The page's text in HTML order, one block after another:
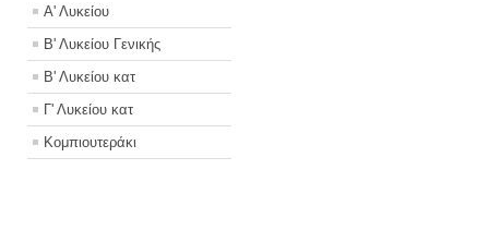
Α' Λυκείου
Β' Λυκείου Γενικής
Β' Λυκείου κατ
Γ' Λυκείου κατ
Κομπιουτεράκι